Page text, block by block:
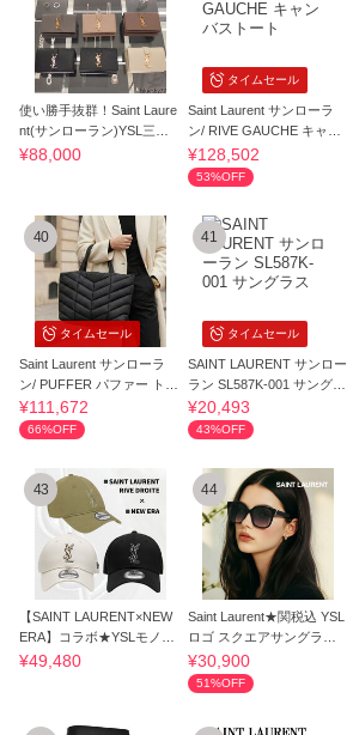
使い勝手抜群！Saint Laure
nt(サンローラン)YSL三つ
折り財布
¥88,000
タイムセール
Saint Laurent サンローラ
ン/ RIVE GAUCHE キャン
バストート
¥128,502
53%OFF
タイムセール
40
Saint Laurent サンローラ
ン/ PUFFER パファー トー
トバッグ
¥111,672
66%OFF
タイムセール
41
SAINT LAURENT サンロー
ラン SL587K-001 サングラ
ス
¥20,493
43%OFF
43
【SAINT LAURENT×NEW
ERA】コラボ★YSLモノグ
ラムキャップ
¥49,480
44
Saint Laurent★関税込 YSL
ロゴ スクエアサングラス
UV遮断
¥30,900
51%OFF